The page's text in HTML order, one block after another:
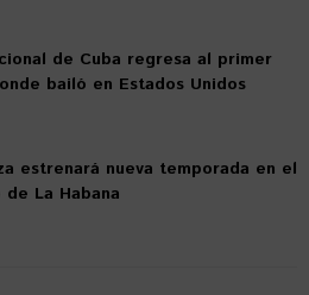
de Cuba regresa al primer
bailó en Estados Unidos
estrenará nueva temporada en el
La Habana